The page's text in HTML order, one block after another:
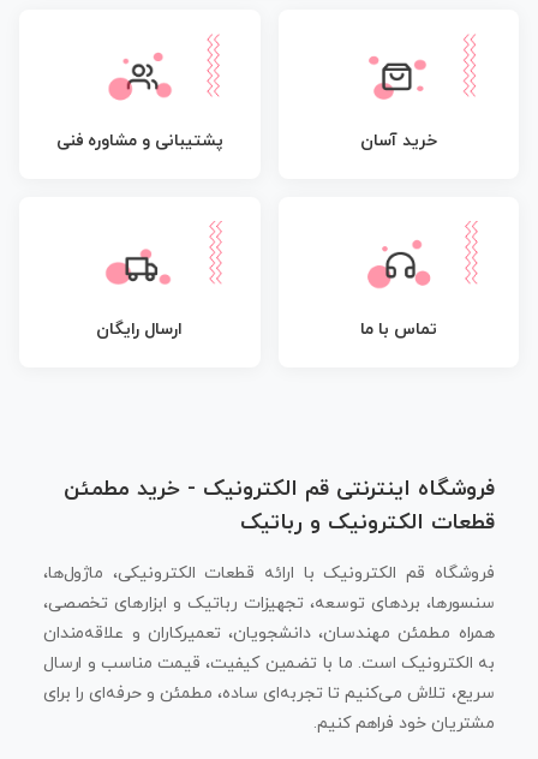
خرید آسان پشتیبانی و مشاوره فنی
تماس با ما ارسال رایگان
فروشگاه اینترنتی قم الکترونیک - خرید مطمئن
قطعات الکترونیک و رباتیک
فروشگاه قم الکترونیک با ارائه قطعات الکترونیکی، ماژول‌ها،
سنسورها، بردهای توسعه، تجهیزات رباتیک و ابزارهای تخصصی،
همراه مطمئن مهندسان، دانشجویان، تعمیرکاران و علاقه‌مندان
به الکترونیک است. ما با تضمین کیفیت، قیمت مناسب و ارسال
سریع، تلاش می‌کنیم تا تجربه‌ای ساده، مطمئن و حرفه‌ای را برای
مشتریان خود فراهم کنیم.